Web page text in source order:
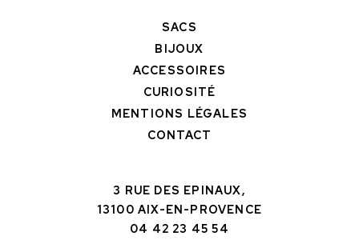
SACS
BIJOUX
ACCESSOIRES
CURIOSITÉ
MENTIONS LÉGALES
CONTACT
3 RUE DES EPINAUX,
13100 AIX-EN-PROVENCE
04 42 23 45 54